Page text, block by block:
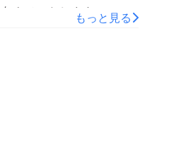
磐田、ツエーゲン金
）9時キックオフ ＠前橋
総合運動公園陸上競
らせいたします。 -------
チサイドシート観戦参加
【チケット受取につ
もっと見る